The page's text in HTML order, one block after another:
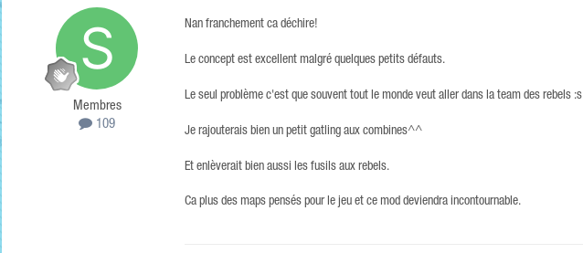
Membres
109
Nan franchement ca déchire!
Le concept est excellent malgré quelques petits défauts.
Le seul problème c'est que souvent tout le monde veut aller dans la team des rebels :s
Je rajouterais bien un petit gatling aux combines^^
Et enlèverait bien aussi les fusils aux rebels.
Ca plus des maps pensés pour le jeu et ce mod deviendra incontournable.